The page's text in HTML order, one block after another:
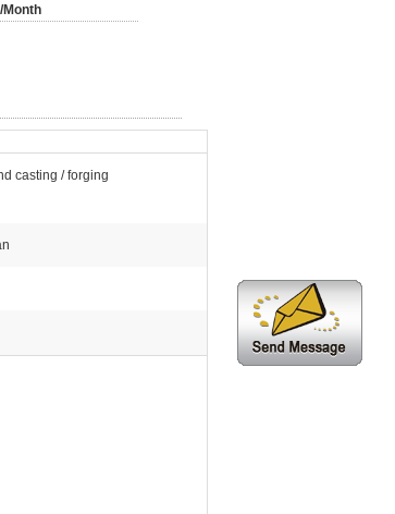
Month
casting / forging